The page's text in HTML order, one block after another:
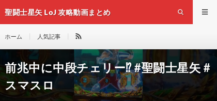
聖闘士星矢 LoJ 攻略動画まとめ
ホーム 人気記事
前兆中に中段チェリー⁉︎ #聖闘士星矢 #
スマスロ